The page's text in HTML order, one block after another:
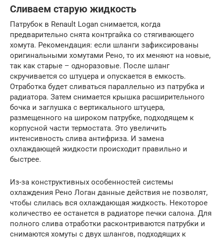
Сливаем старую жидкость
Патрубок в Renault Logan снимается, когда
предварительно снята контргайка со стягивающего
хомута. Рекомендация: если шланги зафиксированы
оригинальными хомутами Рено, то их меняют на новые,
так как старые – одноразовые. После шланг
скручивается со штуцера и опускается в емкость.
Отработка будет сливаться параллельно из патрубка и
радиатора. Затем снимается крышка расширительного
бочка и заглушка с вертикального штуцера,
размещенного на широком патрубке, подходящем к
корпусной части термостата. Это увеличить
интенсивность слива антифриза. И замена
охлаждающей жидкости происходит правильно и
быстрее.
Из-за конструктивных особенностей системы
охлаждения Рено Логан данные действия не позволят,
чтобы слилась вся охлаждающая жидкость. Некоторое
количество ее останется в радиаторе печки салона. Для
полного слива отработки расконтриваются патрубки и
снимаются хомуты с двух шлангов, подходящих к